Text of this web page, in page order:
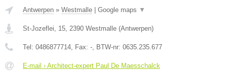
Antwerpen » Westmalle Google maps ▼
St-Jozeflei, 15, 2390 Westmalle (Antwerpen)
Tel: 0486877714, Fax: -, BTW-nr: 0635.235.677
E-mail › Architect-expert Paul De Maesschalck